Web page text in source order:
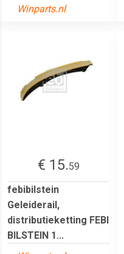
Winparts.nl
€ 15.59
febibilstein
Geleiderail,
distributieketting FEBI
BILSTEIN 1...